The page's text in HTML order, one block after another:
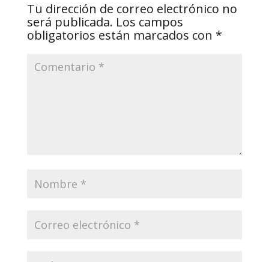
Tu dirección de correo electrónico no
será publicada. Los campos
obligatorios están marcados con *